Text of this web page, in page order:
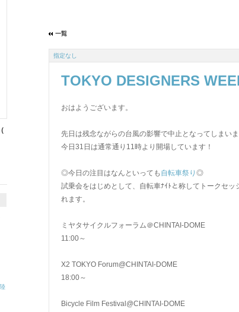
指定なし
TOKYO DESIGNERS
おはようございます。
先日は残念ながらの台風の影響で中止となってしまいま
今日31日は通常通り11時より開場しています！
◎今日の注目はなんといっても 自転車祭り ◎
試乗会をはじめとして、自転車ﾅｲﾄと称してトークセ
れます。
ミヤタサイクルフォーラム＠CHINTAI-DOME
11:00～
X2 TOKYO Forum@CHINTAI-DOME
18:00～
Bicycle Film Festival@CHINTAI-DOME